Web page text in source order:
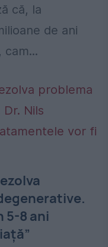
că, la
de ani
5-8 ani